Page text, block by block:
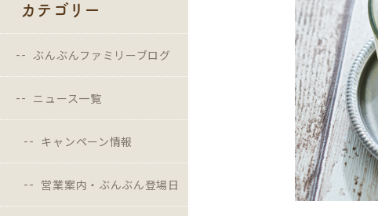
カテゴリー
ぶんぶんファミリーブログ
ニュース一覧
キャンペーン情報
営業案内・ぶんぶん登場日